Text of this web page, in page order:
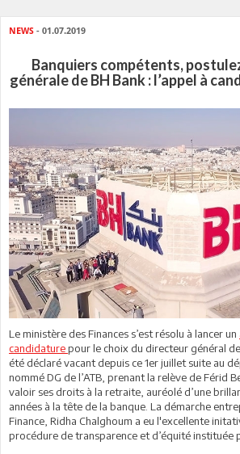
NEWS - 01.07.2019
Banquiers compétents,
générale de BH Bank : l’appel à
Le ministère des Finances s’est résolu à lancer un
candidaturepour le choix du directeur général
été déclaré vacant depuis ce 1er juillet suite au
nommé DG de l’ATB, prenant la relève de Férid
valoir ses droits à la retraite, auréolé d’une
années à la tête de la banque. La démarche
Finance, Ridha Chalghoum a eu l'excellente
procédure de transparence et d’équité instituée